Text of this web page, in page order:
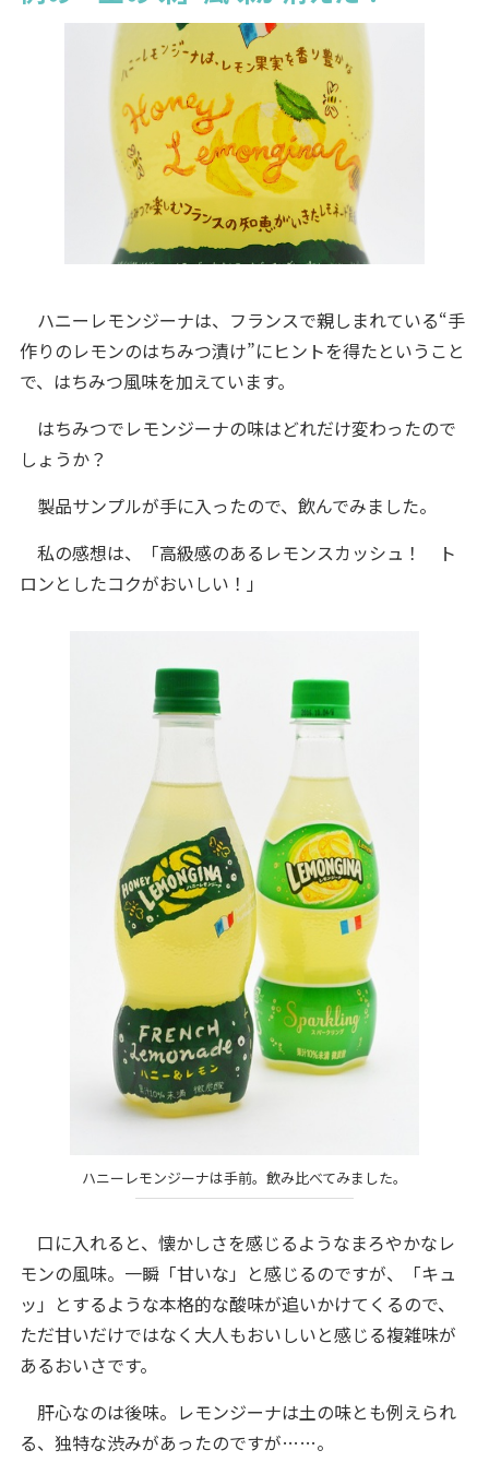
ハニーレモンジーナは、フランスで親しまれている“手
作りのレモンのはちみつ漬け”にヒントを得たということ
で、はちみつ風味を加えています。
はちみつでレモンジーナの味はどれだけ変わったので
しょうか？
製品サンプルが手に入ったので、飲んでみました。
私の感想は、「高級感のあるレモンスカッシュ！ ト
ロンとしたコクがおいしい！」
ハニーレモンジーナは手前。飲み比べてみました。
口に入れると、懐かしさを感じるようなまろやかなレ
モンの風味。一瞬「甘いな」と感じるのですが、「キュ
ッ」とするような本格的な酸味が追いかけてくるので、
ただ甘いだけではなく大人もおいしいと感じる複雑味が
あるおいさです。
肝心なのは後味。レモンジーナは土の味とも例えられ
る、独特な渋みがあったのですが……。